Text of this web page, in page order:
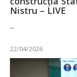
Nistru – LIVE
...
22/04/2026